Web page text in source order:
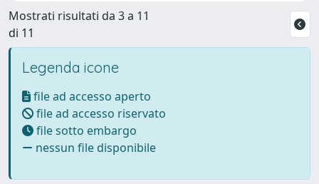
Mostrati risultati da 3 a 11
di 11
Legenda icone
file ad accesso aperto
file ad accesso riservato
file sotto embargo
nessun file disponibile